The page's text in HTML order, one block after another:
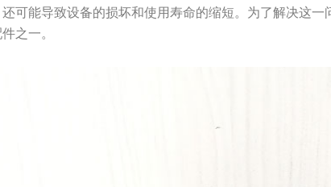
可能导致设备的损坏和使用寿命的缩短。为了解决这
之一。